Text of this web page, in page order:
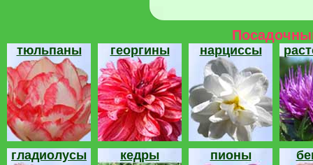
тюльпаны георгины нарциссы
гладиолусы кедры пионы